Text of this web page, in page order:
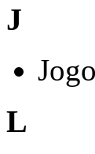
J
L